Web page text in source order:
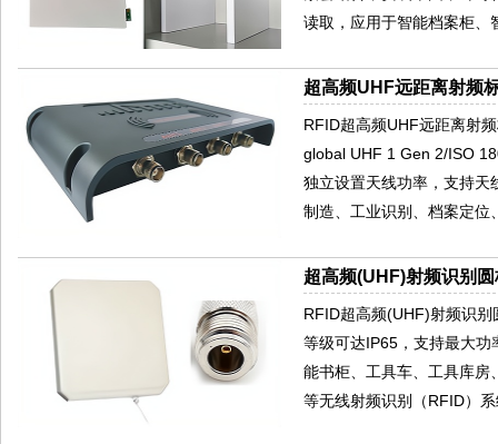
读取，应用于智能档案柜、
超高频UHF远距离射频
RFID超高频UHF远距离射
global UHF 1 Gen 2/ISO
独立设置天线功率，支持天
制造、工业识别、档案定位
超高频(UHF)射频识别
RFID超高频(UHF)射频识
等级可达IP65，支持最大
能书柜、工具车、工具库房
等无线射频识别（RFID）